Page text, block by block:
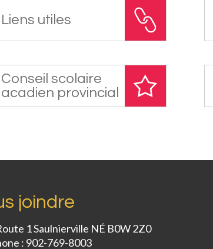
Liens utiles
Conseil scolaire
acadien provincial
joindre
1 Saulnierville NÉ B0W 2Z0
: 902-769-8003